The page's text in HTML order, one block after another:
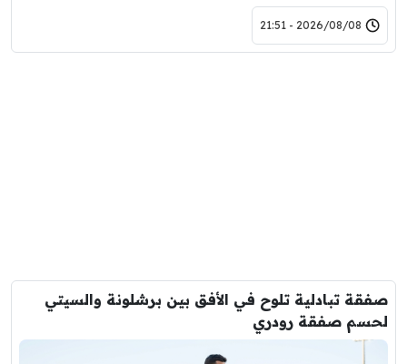
2026/08/08 - 21:51
صفقة تبادلية تلوح في الأفق بين برشلونة والسيتي
لحسم صفقة رودري